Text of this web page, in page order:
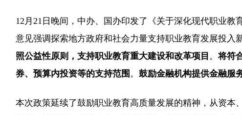
12月21日晚间，中办、国办印发了《关于深化现代职业教
意见强调探索地方政府和社会力量支持职业教育发展投入
照公益性原则，支持职业教育重大建设和改革项目 。将符
券、预算内投资等的支持范围 。 鼓励金融机构提供金融服
本次政策延续了鼓励职业教育高质量发展的精神，从资本